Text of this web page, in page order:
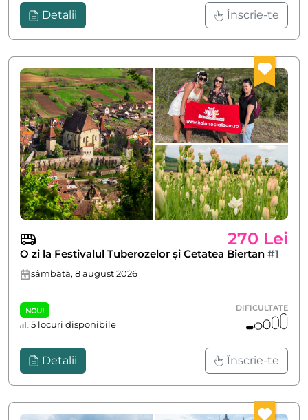
Detalii Înscrie-te
270 Lei
O zi la Festivalul Tuberozelor și Cetatea Biertan #1
sâmbătă, 8 august 2026
NOU!
5 locuri disponibile
DIFICULTATE
Detalii Înscrie-te